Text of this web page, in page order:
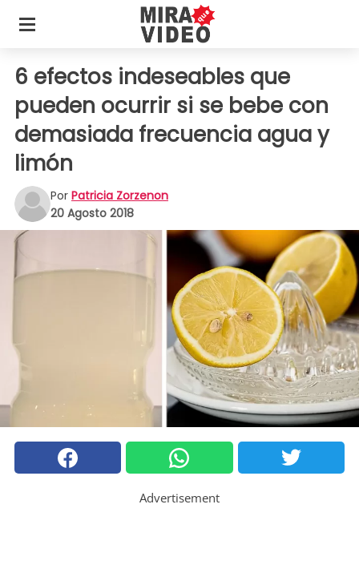
6 efectos indeseables que
pueden ocurrir si se bebe con
demasiada frecuencia agua y
limón
Por Patricia Zorzenon
20 Agosto 2018
Advertisement